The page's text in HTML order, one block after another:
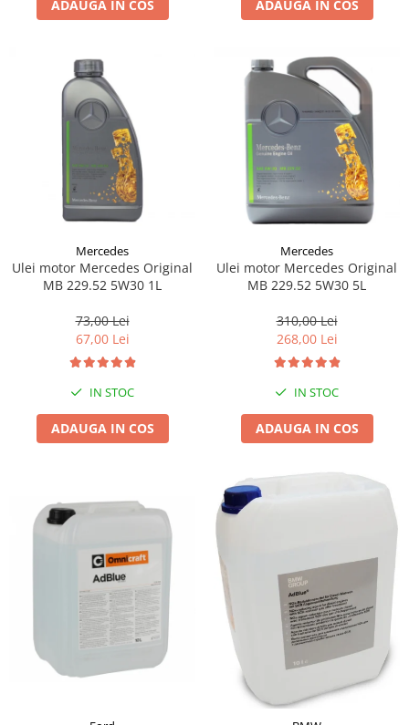
Lichid de frana
Filtre moto
Filtru combustibil
Buson golire ulei
Filtru ulei moto
Filtru aer moto
Intretinere si curatare filtre moto
Intretinere moto
Curatare moto
Covor moto
Genti bagaje moto
Suporti si placi prindere
ADAUGA IN COS ADAUGA IN COS
Mercedes
Ulei motor Mercedes Original
MB 229.52 5W30 1L
73,00 Lei
67,00 Lei
IN STOC
ADAUGA IN COS
Mercedes
Ulei motor Mercedes Original
MB 229.52 5W30 5L
310,00 Lei
268,00 Lei
IN STOC
ADAUGA IN COS